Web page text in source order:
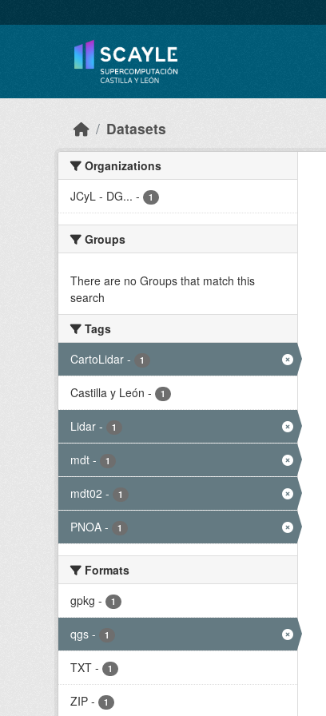
Datasets
Organizations
JCyL - DG... - 1
Groups
There are no Groups that match this
search
Tags
CartoLidar - 1
Castilla y León - 1
Lidar - 1
mdt - 1
mdt02 - 1
PNOA - 1
Formats
gpkg - 1
qgs - 1
TXT - 1
ZIP - 1